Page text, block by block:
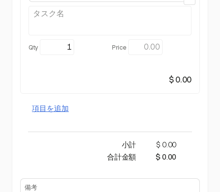
$ 0.00
項目を追加
小計
$ 0.00
合計金額
$ 0.00
備考